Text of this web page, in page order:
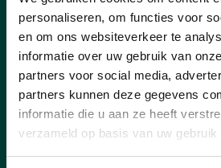
personaliseren, om functies voor
en om ons websiteverkeer te
informatie over uw gebruik van
partners voor social media,
partners kunnen deze gegevens
informatie die u aan ze heeft
verzameld op basis van uw
Tijdens de
werd een motie
geplande federale
woonstbetredingen bij
vreemdelingen die een
voor de openbare orde
veiligheid. Namens cd&v